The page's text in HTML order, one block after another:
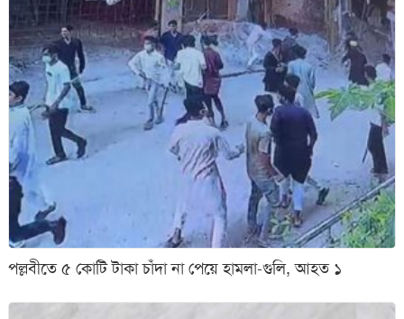
পল্লবীতে ৫ কোটি টাকা চাঁদা না পেয়ে হামলা-গুলি, আহত ১